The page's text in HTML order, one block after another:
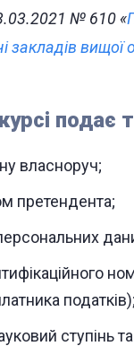
№ 610 «
закладів вищої
подає
власноруч;
претендента;
податків);
ступінь